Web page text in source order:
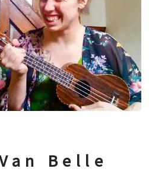
Belle